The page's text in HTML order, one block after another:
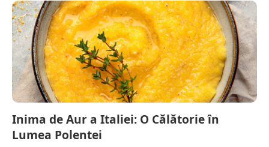
Inima de Aur a Italiei: O Călătorie în
Lumea Polentei